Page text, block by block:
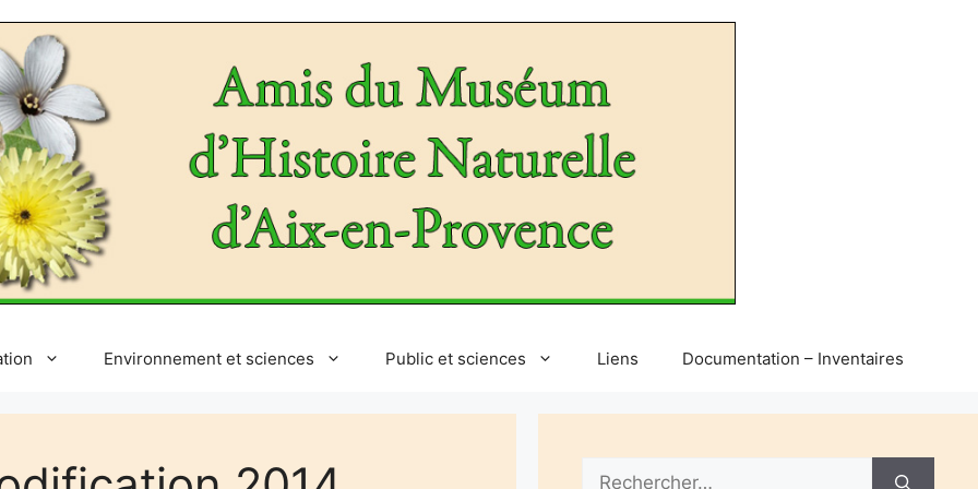
Environnement et sciences Public et sciences Liens Documentation – Inventaires
Rechercher :